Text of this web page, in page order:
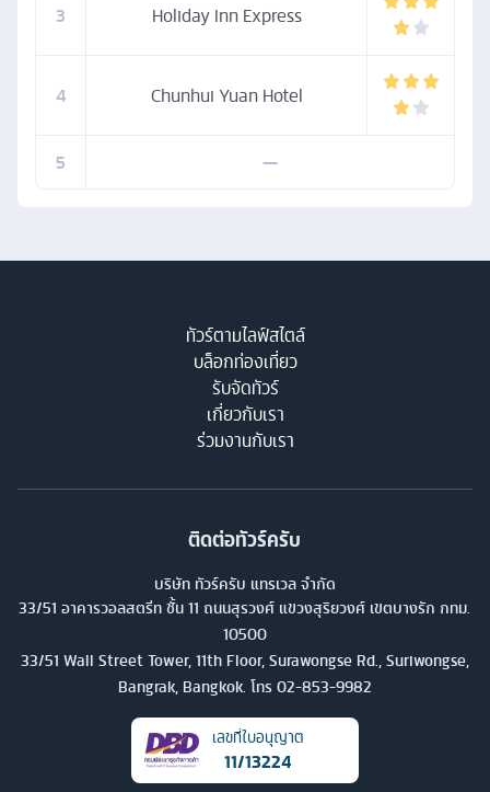
3 Holiday Inn Express
4 Chunhui Yuan Hotel
5 —
ทัวร์ตามไลฟ์สไตล์
บล็อกท่องเที่ยว
รับจัดทัวร์
เกี่ยวกับเรา
ร่วมงานกับเรา
ติดต่อทัวร์ครับ
บริษัท ทัวร์ครับ แทรเวล จำกัด
33/51 อาคารวอลสตรีท ชั้น 11 ถนนสุรวงศ์ แขวงสุริยวงศ์ เขตบางรัก กทม.
10500
33/51 Wall Street Tower, 11th Floor, Surawongse Rd., Suriwongse,
Bangrak, Bangkok. โทร 02-853-9982
เลขที่ใบอนุญาต
11/13224